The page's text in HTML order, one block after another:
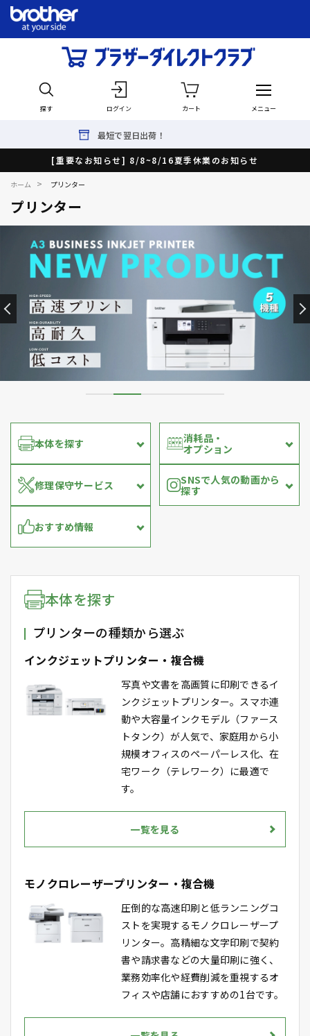
探す ログイン カート メニュー
選べる延長保証！サービスパック
[重要なお知らせ] 8/8~8/16夏季休業のお知らせ
ホーム > プリンター
プリンター
本体を探す
消耗品・
オプション
修理保守サービス
SNSで人気の動画から
探す
おすすめ情報
本体を探す
プリンターの種類から選ぶ
インクジェットプリンター・複合機
写真や文書を高画質に印刷できるイ
ンクジェットプリンター。スマホ連
動や大容量インクモデル（ファース
トタンク）が人気で、家庭用から小
規模オフィスのペーパーレス化、在
宅ワーク（テレワーク）に最適で
す。
一覧を見る
モノクロレーザープリンター・複合機
圧倒的な高速印刷と低ランニングコ
ストを実現するモノクロレーザープ
リンター。高精細な文字印刷で契約
書や請求書などの大量印刷に強く、
業務効率化や経費削減を重視するオ
フィスや店舗におすすめの1台です。